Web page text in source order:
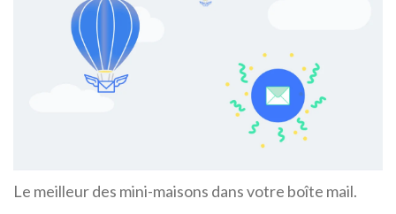
Le meilleur des mini-maisons dans votre boîte mail.